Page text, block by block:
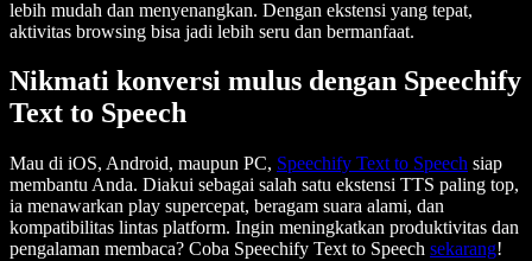
lebih mudah dan menyenangkan. Dengan ekstensi yang tepat,
aktivitas browsing bisa jadi lebih seru dan bermanfaat.
Nikmati konversi mulus dengan Speechify
Text to Speech
Mau di iOS, Android, maupun PC, Speechify Text to Speech siap
membantu Anda. Diakui sebagai salah satu ekstensi TTS paling top,
ia menawarkan play supercepat, beragam suara alami, dan
kompatibilitas lintas platform. Ingin meningkatkan produktivitas dan
pengalaman membaca? Coba Speechify Text to Speech sekarang!